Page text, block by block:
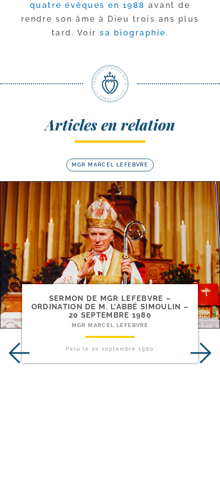
quatre évêques en 1988 avant de
rendre son âme à Dieu trois ans plus
tard. Voirsa bio­gra­phie .
Articles en relation
MGR MARCEL LEFEBVRE
SERMON DE MGR LEFEBVRE –
ORDINATION DE M. L’ABBÉ SIMOULIN –
20 SEPTEMBRE 1980
MGR MARCEL LEFEBVRE
Paru le20 septembre 1980